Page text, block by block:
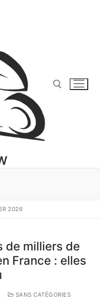
2026
de milliers de
France : elles
SANS CATÉGORIES